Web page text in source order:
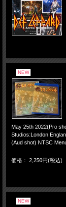
NEW
May 25th 2022(Pro
Studios:London
(Aud shot) NTSC
価格： 2,250円(税込)
NEW